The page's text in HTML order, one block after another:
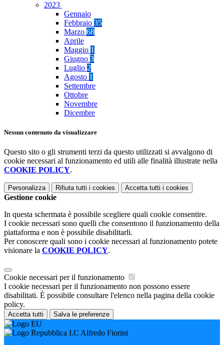
2023
Gennaio
Febbraio 35
Marzo 68
Aprile
Maggio 1
Giugno 3
Luglio 2
Agosto 1
Settembre
Ottobre
Novembre
Dicembre
Nessun contenuto da visualizzare
Questo sito o gli strumenti terzi da questo utilizzati si avvalgono di
cookie necessari al funzionamento ed utili alle finalità illustrate nella
COOKIE POLICY.
Personalizza Rifiuta tutti i cookies Accetta tutti i cookies
Gestione cookie
In questa schermata è possibile scegliere quali cookie consentire.
I cookie necessari sono quelli che consentono il funzionamento della
piattaforma e non è possibile disabilitarli.
Per conoscere quali sono i cookie necessari al funzionamento potete
visionare la COOKIE POLICY.
Cookie necessari per il funzionamento
I cookie necessari per il funzionamento non possono essere
disabilitati. È possibile consultare l'elenco nella pagina della cookie
policy.
Accetta tutti Salva le preferenze
I.C Alfredo Fiorini